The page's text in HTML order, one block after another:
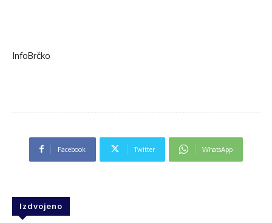
InfoBrčko
Facebook Twitter WhatsApp
Izdvojeno